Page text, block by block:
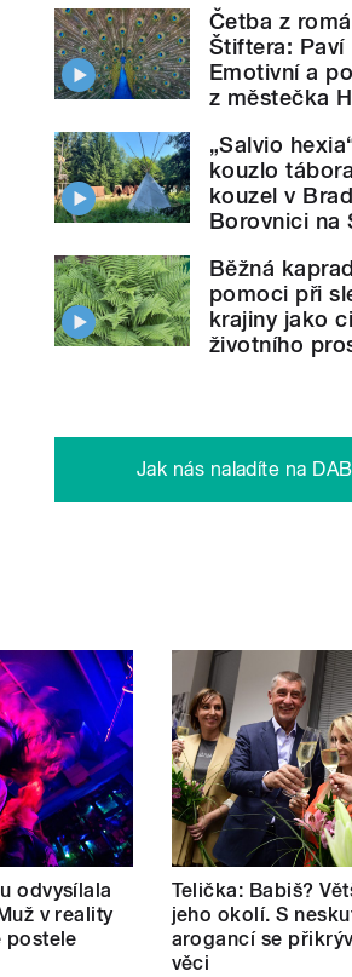
Četba z
Štiftera: Paví
Emotivní a
z městečka
„Salvio
kouzlo
kouzel v
Borovnici na
Běžná
pomoci při
krajiny jako
životního
Jak nás naladíte na
odvysílala
v reality
postele
Telička: Babiš?
jeho okolí. S
arogancí se
věci